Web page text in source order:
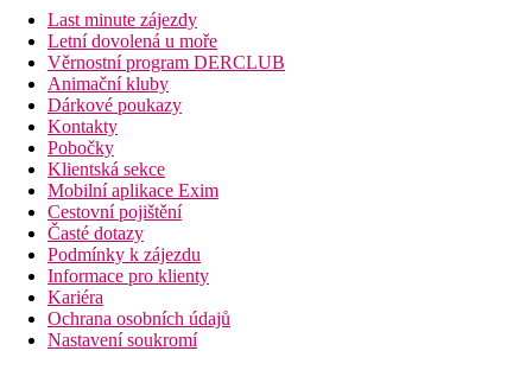
Last minute zájezdy
Letní dovolená u moře
Věrnostní program DERCLUB
Animační kluby
Dárkové poukazy
Kontakty
Pobočky
Klientská sekce
Mobilní aplikace Exim
Cestovní pojištění
Časté dotazy
Podmínky k zájezdu
Informace pro klienty
Kariéra
Ochrana osobních údajů
Nastavení soukromí